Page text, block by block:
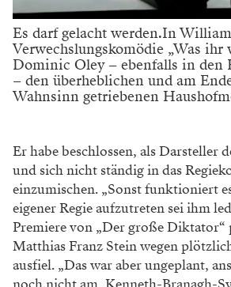
Es darf gelacht werden.In William
Verwechslungskomödie „Was ihr
Dominic Oley – ebenfalls in den
– den überheblichen und am
Wahnsinn getriebenen
Er habe beschlossen, als Darsteller
und sich nicht ständig in das
einzumischen. „Sonst funktioniert
eigener Regie aufzutreten sei ihm
Premiere von „Der große Diktator“
Matthias Franz Stein wegen
ausfiel. „Das war aber ungeplant,